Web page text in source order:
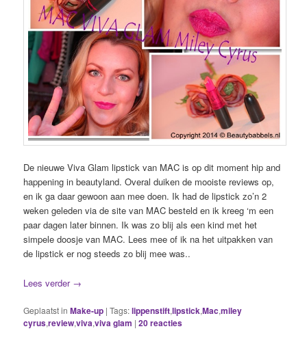
De nieuwe Viva Glam lipstick van MAC is op dit moment hip and
happening in beautyland. Overal duiken de mooiste reviews op,
en ik ga daar gewoon aan mee doen. Ik had de lipstick zo’n 2
weken geleden via de site van MAC besteld en ik kreeg ‘m een
paar dagen later binnen. Ik was zo blij als een kind met het
simpele doosje van MAC. Lees mee of ik na het uitpakken van
de lipstick er nog steeds zo blij mee was..
Lees verder →
Geplaatst in Make-up |Tags:lippenstift,lipstick,Mac,miley
cyrus,review,viva,viva glam |20reacties